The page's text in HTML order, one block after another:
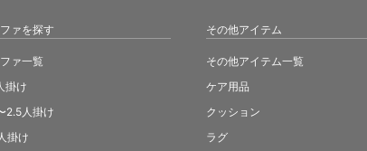
ァを探す
ァ一覧
掛け
2.5人掛け
掛け
その他アイテム
その他アイテム一覧
ケア用品
クッション
ラグ